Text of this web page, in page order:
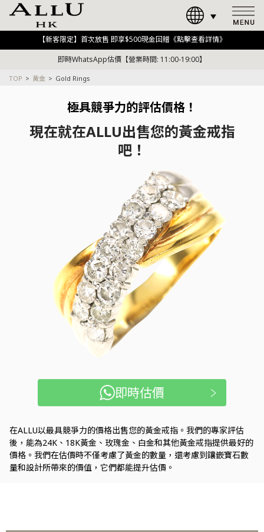
【新客限定】首次放售 即享$500現金回贈《點擊查看詳情》
即時WhatsApp估價【營業時間: 11:00-19:00】
TOP 黃金 Gold Rings
極具競爭力的評估價格！
現在就在ALLU出售您的黃金戒指
吧！
即時估價
在ALLU以最具競爭力的價格出售您的黃金戒指。我們的專家評估
後，能為24K、18K黃金、玫瑰金、白金和其他黃金戒指提供最好的
價格。我們在估價時不僅考慮了黃金的數量，還考慮到鑲嵌寶石數
量和設計所帶來的價值，它們都能提升估價。